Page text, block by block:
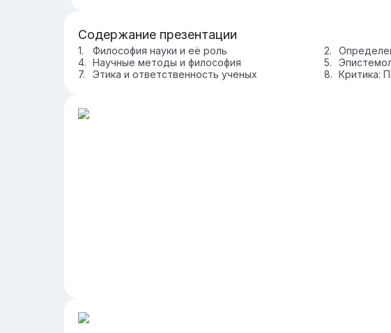
Содержание презентации
Философия науки и её роль
Научные методы и философия
Этика и ответственность ученых
Критика: